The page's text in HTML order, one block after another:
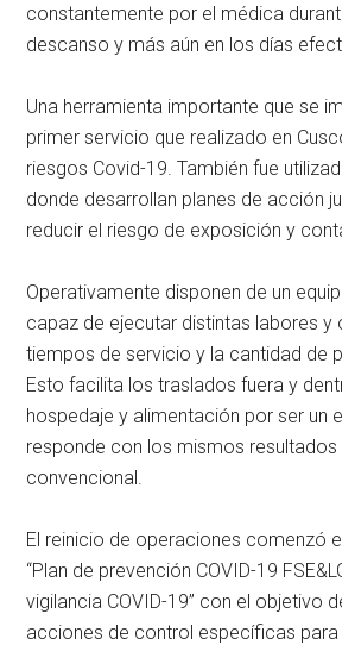
constantemente por el médica
descanso y más aún en los días
Una herramienta importante que se
primer servicio que realizado en
riesgos Covid-19. También fue
donde desarrollan planes de acción
reducir el riesgo de exposición y
Operativamente disponen de un
capaz de ejecutar distintas labores y
tiempos de servicio y la cantidad de
Esto facilita los traslados fuera y
hospedaje y alimentación por ser un
responde con los mismos resultados
convencional.
El reinicio de operaciones comenzó
“Plan de prevención COVID-19
vigilancia COVID-19” con el objetivo
acciones de control específicas para